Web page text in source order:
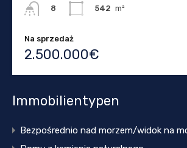
8
542 m²
Na sprzedaż
2.500.000€
Immobilientypen
Bezpośrednio nad morzem/widok na